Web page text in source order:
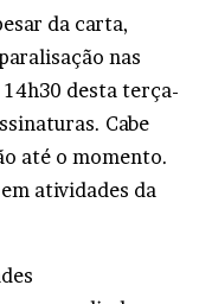
da carta,
nas
desta terça-
Cabe
até o momento.
atividades da